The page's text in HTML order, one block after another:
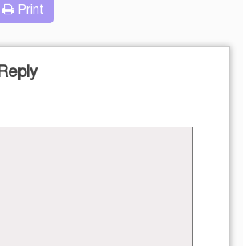
Print